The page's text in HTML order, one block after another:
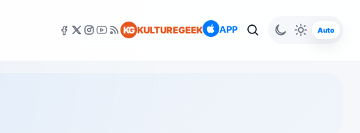
KG KULTUREGEEK APP Auto